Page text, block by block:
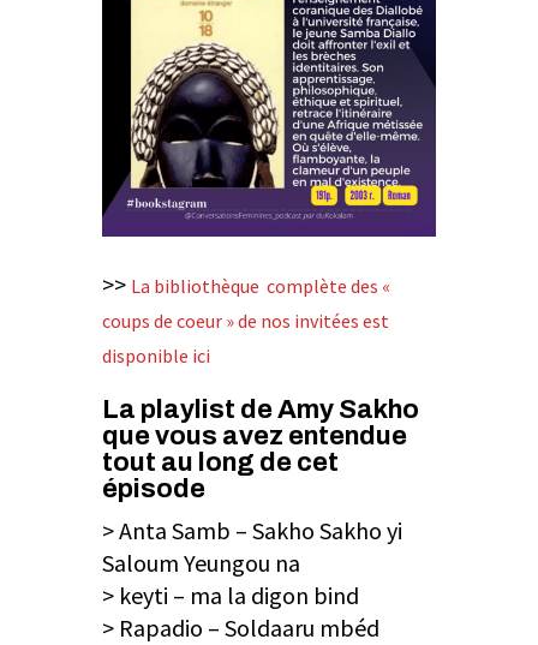
>> La bibliothèque complète des «
coups de coeur » de nos invitées est
disponible ici
La playlist de Amy Sakho
que vous avez entendue
tout au long de cet
épisode
> Anta Samb – Sakho Sakho yi
Saloum Yeungou na
> keyti – ma la digon bind
> Rapadio – Soldaaru mbéd